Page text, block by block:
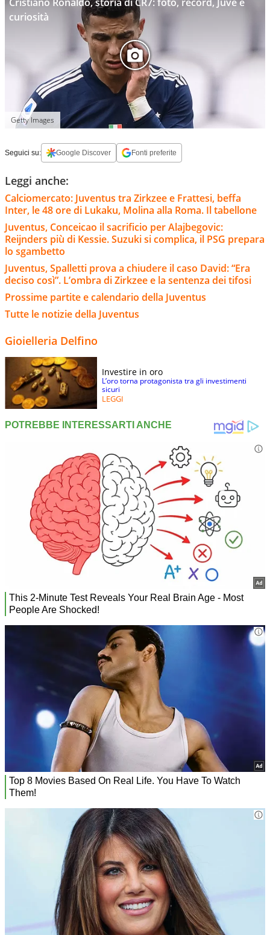
curiosità
Getty Images
Seguici su: Google Discover Fonti preferite
Leggi anche:
Calciomercato: Juventus tra Zirkzee e Frattesi, beffa
Inter, le 48 ore di Lukaku, Molina alla Roma. Il tabellone
Juventus, Conceicao il sacrificio per Alajbegovic:
Reijnders più di Kessie. Suzuki si complica, il PSG prepara
lo sgambetto
Juventus, Spalletti prova a chiudere il caso David: “Era
deciso così”. L’ombra di Zirkzee e la sentenza dei tifosi
Prossime partite e calendario della Juventus
Tutte le notizie della Juventus
Gioielleria Delfino
Investire in oro
L’oro torna protagonista tra gli investimenti
sicuri
LEGGI